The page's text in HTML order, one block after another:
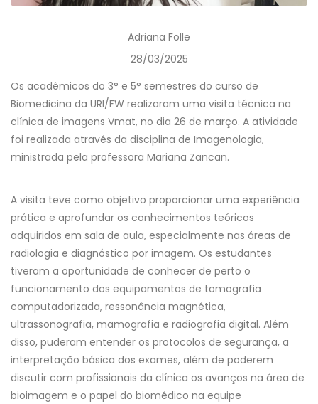
Adriana Folle
28/03/2025
Os acadêmicos do 3° e 5° semestres do curso de
Biomedicina da URI/FW realizaram uma visita técnica na
clínica de imagens Vmat, no dia 26 de março. A atividade
foi realizada através da disciplina de Imagenologia,
ministrada pela professora Mariana Zancan.
A visita teve como objetivo proporcionar uma experiência
prática e aprofundar os conhecimentos teóricos
adquiridos em sala de aula, especialmente nas áreas de
radiologia e diagnóstico por imagem. Os estudantes
tiveram a oportunidade de conhecer de perto o
funcionamento dos equipamentos de tomografia
computadorizada, ressonância magnética,
ultrassonografia, mamografia e radiografia digital. Além
disso, puderam entender os protocolos de segurança, a
interpretação básica dos exames, além de poderem
discutir com profissionais da clínica os avanços na área de
bioimagem e o papel do biomédico na equipe